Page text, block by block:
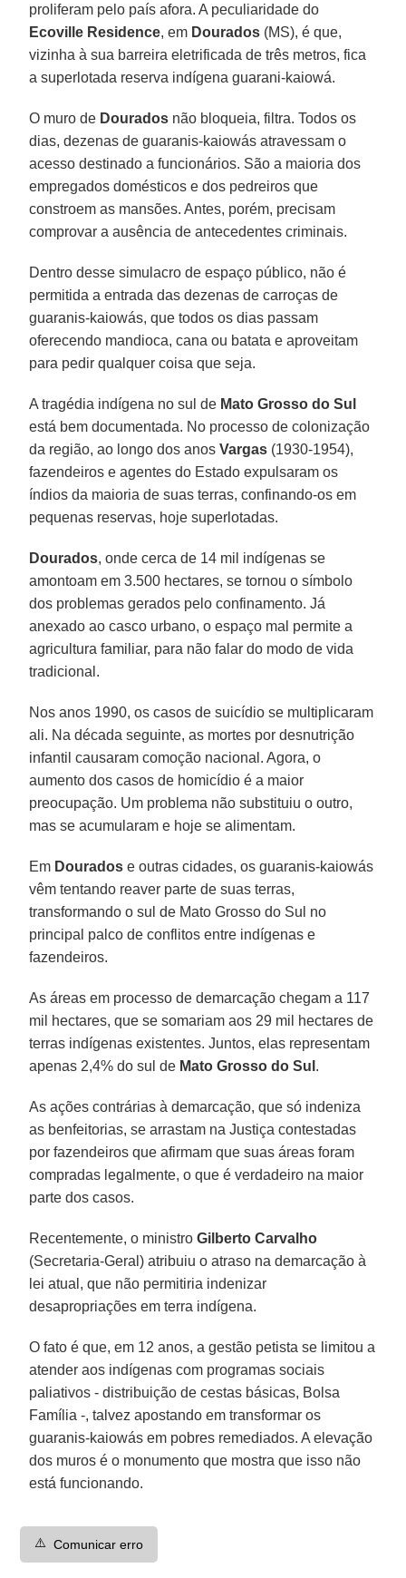
proliferam pelo país afora. A peculiaridade do
Ecoville Residence, em Dourados (MS), é que,
vizinha à sua barreira eletrificada de três metros, fica
a superlotada reserva indígena guarani-kaiowá.
O muro de Dourados não bloqueia, filtra. Todos os
dias, dezenas de guaranis-kaiowás atravessam o
acesso destinado a funcionários. São a maioria dos
empregados domésticos e dos pedreiros que
constroem as mansões. Antes, porém, precisam
comprovar a ausência de antecedentes criminais.
Dentro desse simulacro de espaço público, não é
permitida a entrada das dezenas de carroças de
guaranis-kaiowás, que todos os dias passam
oferecendo mandioca, cana ou batata e aproveitam
para pedir qualquer coisa que seja.
A tragédia indígena no sul de Mato Grosso do Sul
está bem documentada. No processo de colonização
da região, ao longo dos anosVargas (1930-1954),
fazendeiros e agentes do Estado expulsaram os
índios da maioria de suas terras, confinando-os em
pequenas reservas, hoje superlotadas.
Dourados, onde cerca de 14 mil indígenas se
amontoam em 3.500 hectares, se tornou o símbolo
dos problemas gerados pelo confinamento. Já
anexado ao casco urbano, o espaço mal permite a
agricultura familiar, para não falar do modo de vida
tradicional.
Nos anos 1990, os casos de suicídio se multiplicaram
ali. Na década seguinte, as mortes por desnutrição
infantil causaram comoção nacional. Agora, o
aumento dos casos de homicídio é a maior
preocupação. Um problema não substituiu o outro,
mas se acumularam e hoje se alimentam.
Em Dourados e outras cidades, os guaranis-kaiowás
vêm tentando reaver parte de suas terras,
transformando o sul de Mato Grosso do Sul no
principal palco de conflitos entre indígenas e
fazendeiros.
As áreas em processo de demarcação chegam a 117
mil hectares, que se somariam aos 29 mil hectares de
terras indígenas existentes. Juntos, elas representam
apenas 2,4% do sul de Mato Grosso do Sul .
As ações contrárias à demarcação, que só indeniza
as benfeitorias, se arrastam na Justiça contestadas
por fazendeiros que afirmam que suas áreas foram
compradas legalmente, o que é verdadeiro na maior
parte dos casos.
Recentemente, o ministroGilberto Carvalho
(Secretaria-Geral) atribuiu o atraso na demarcação à
lei atual, que não permitiria indenizar
desapropriações em terra indígena.
O fato é que, em 12 anos, a gestão petista se limitou a
atender aos indígenas com programas sociais
paliativos - distribuição de cestas básicas, Bolsa
Família -, talvez apostando em transformar os
guaranis-kaiowás em pobres remediados. A elevação
dos muros é o monumento que mostra que isso não
está funcionando.
⚠️ Comunicar erro